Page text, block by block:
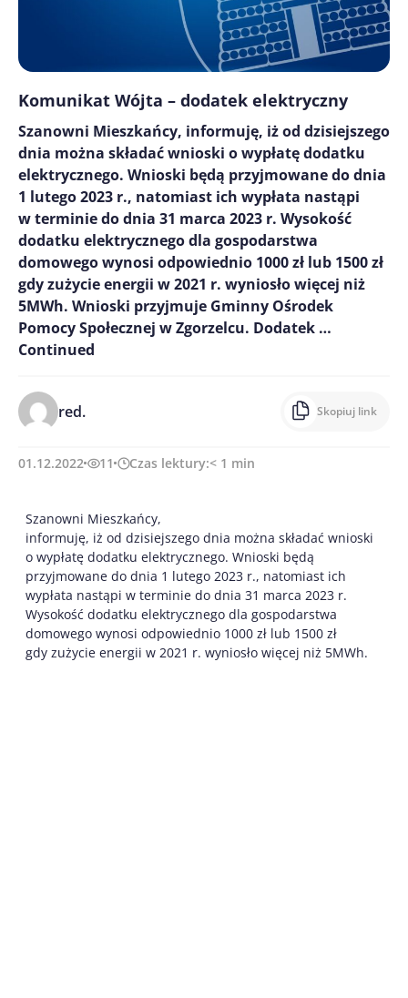
Komunikat Wójta – dodatek elektryczny
Szanowni Mieszkańcy, informuję, iż od dzisiejszego
dnia można składać wnioski o wypłatę dodatku
elektrycznego. Wnioski będą przyjmowane do dnia
1 lutego 2023 r., natomiast ich wypłata nastąpi
w terminie do dnia 31 marca 2023 r. Wysokość
dodatku elektrycznego dla gospodarstwa
domowego wynosi odpowiednio 1000 zł lub 1500 zł
gdy zużycie energii w 2021 r. wyniosło więcej niż
5MWh. Wnioski przyjmuje Gminny Ośrodek
Pomocy Społecznej w Zgorzelcu. Dodatek …
Continued
red. Skopiuj link
01.12.2022 11 Czas lektury:< 1 min
Szanowni Mieszkańcy,
informuję, iż od dzisiejszego dnia można składać wnioski
o wypłatę dodatku elektrycznego. Wnioski będą
przyjmowane do dnia 1 lutego 2023 r., natomiast ich
wypłata nastąpi w terminie do dnia 31 marca 2023 r.
Wysokość dodatku elektrycznego dla gospodarstwa
domowego wynosi odpowiednio 1000 zł lub 1500 zł
gdy zużycie energii w 2021 r. wyniosło więcej niż 5MWh.